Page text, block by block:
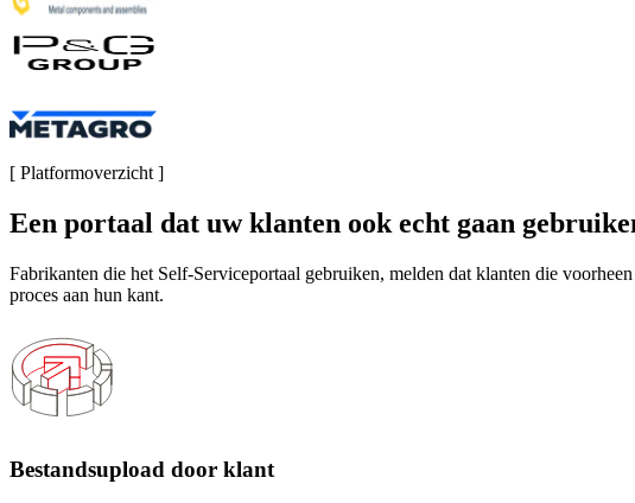
[ Platformoverzicht]
Een portaal dat uw klanten ook echt gaan
Fabrikanten die het Self-Serviceportaal gebruiken, melden dat klanten die
proces aan hun kant.
Bestandsupload door klant